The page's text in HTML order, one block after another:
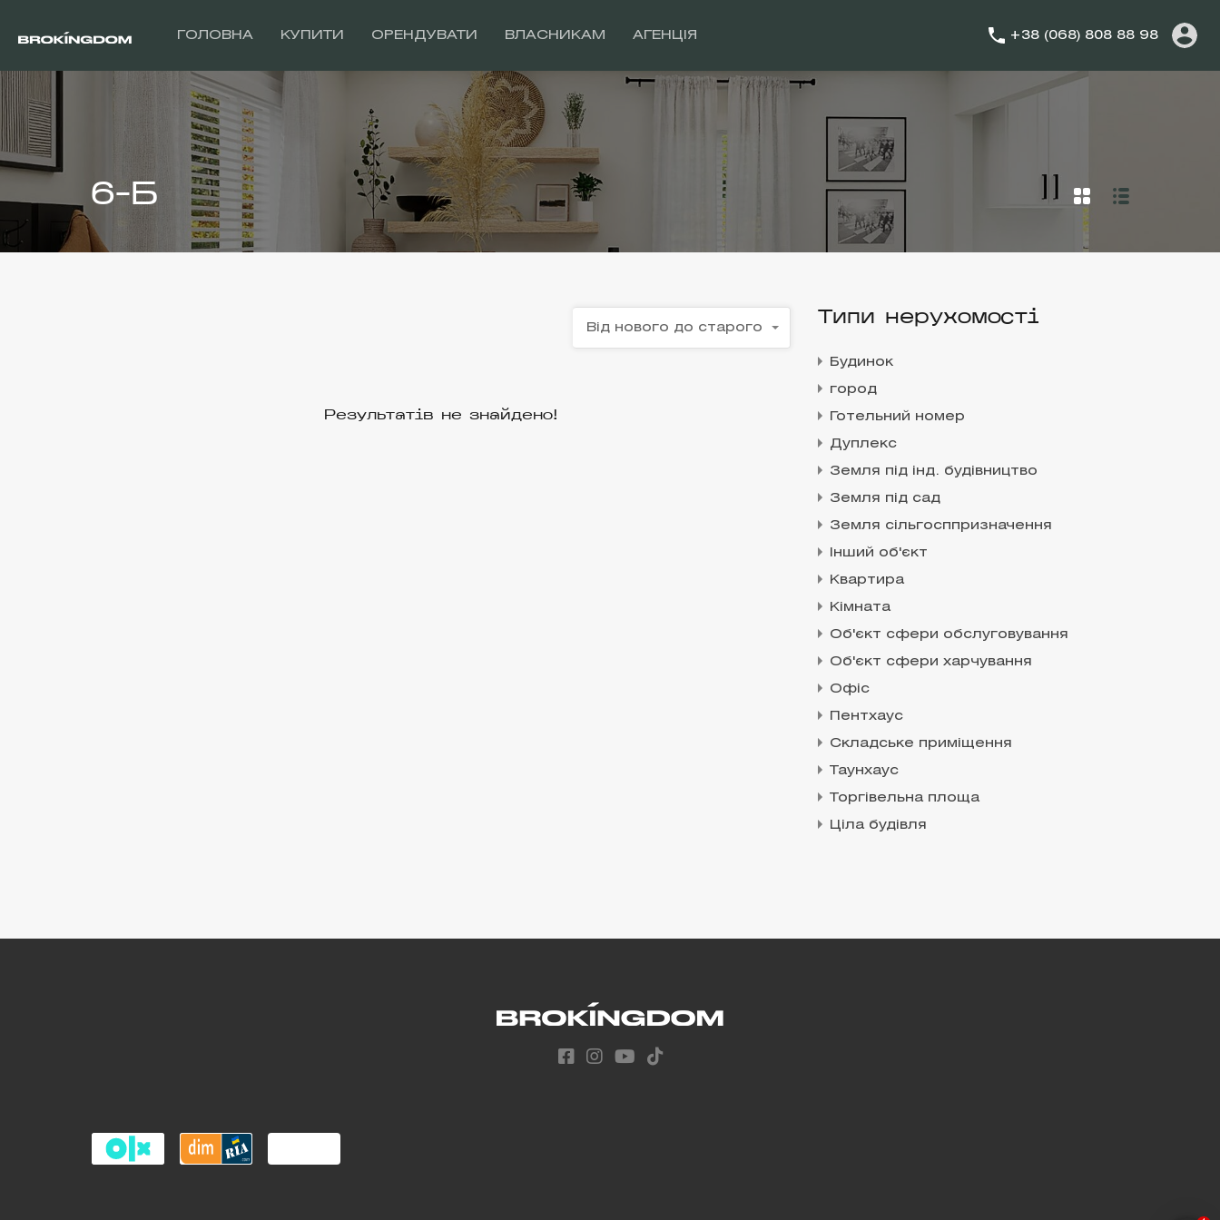
ГОЛОВНА КУПИТИ ОРЕНДУВАТИ ВЛАСНИКАМ АГЕНЦІЯ +38 (068) 808 88 98
6-Б
Від нового до старого
Результатів не знайдено!
Типи нерухомості
Будинок
город
Готельний номер
Дуплекс
Земля під інд. будівництво
Земля під сад
Земля сільгосппризначення
Інший об'єкт
Квартира
Кімната
Об'єкт сфери обслуговування
Об'єкт сфери харчування
Офіс
Пентхаус
Складське приміщення
Таунхаус
Торгівельна площа
Ціла будівля